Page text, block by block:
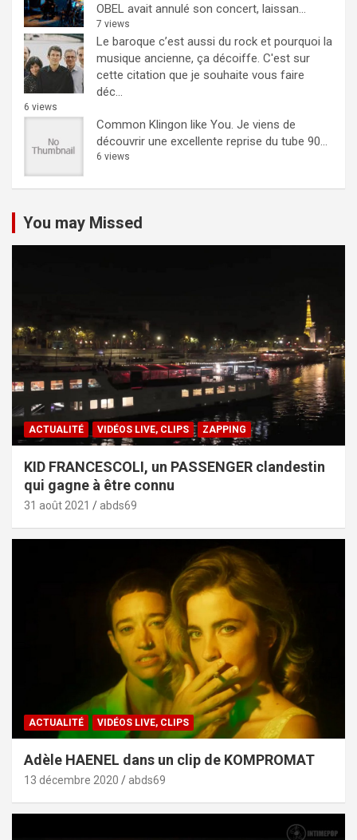
OBEL avait annulé son concert, laissan...
7 views
Le baroque c’est aussi du rock et pourquoi la
musique ancienne, ça décoiffe. C'est sur
cette citation que je souhaite vous faire
déc...
6 views
Common Klingon like You. Je viens de
découvrir une excellente reprise du tube 90...
6 views
You may Missed
ACTUALITÉ VIDÉOS LIVE, CLIPS ZAPPING
KID FRANCESCOLI, un PASSENGER clandestin
qui gagne à être connu
31 août 2021 abds69
ACTUALITÉ VIDÉOS LIVE, CLIPS
Adèle HAENEL dans un clip de KOMPROMAT
13 décembre 2020 abds69